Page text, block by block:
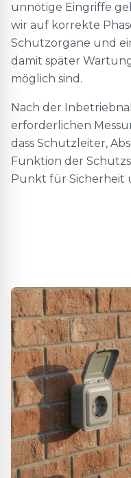
unnötige Eingriffe
wir auf korrekte
Schutzorgane und
damit später
möglich sind.
Nach der
erforderlichen
dass Schutzleiter,
Funktion der
Punkt für Sicherheit